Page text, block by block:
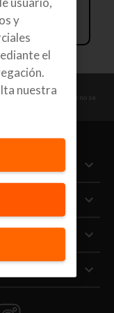
envía una señal
de intrusión en la que no se
Direct 2026.
y
el
nuestra